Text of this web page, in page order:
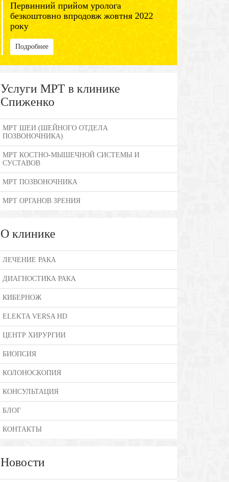
Первинний прийом уролога
безкоштовно впродовж жовтня 2022
року
Подробнее
Услуги МРТ в клинике
Спиженко
МРТ ШЕИ (ШЕЙНОГО ОТДЕЛА
ПОЗВОНОЧНИКА)
МРТ КОСТНО-МЫШЕЧНОЙ СИСТЕМЫ И
СУСТАВОВ
МРТ ПОЗВОНОЧНИКА
МРТ ОРГАНОВ ЗРЕНИЯ
О клинике
ЛЕЧЕНИЕ РАКА
ДИАГНОСТИКА РАКА
КИБЕРНОЖ
ELEKTA VERSA HD
ЦЕНТР ХИРУРГИИ
БИОПСИЯ
КОЛОНОСКОПИЯ
КОНСУЛЬТАЦИЯ
БЛОГ
КОНТАКТЫ
Новости